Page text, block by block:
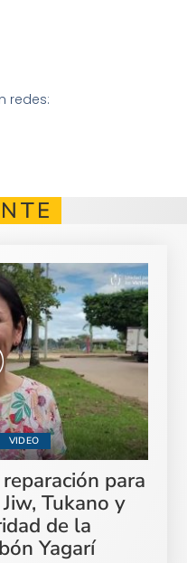
redes:
VIDEO
para
Tukano y
de la
Yagarí